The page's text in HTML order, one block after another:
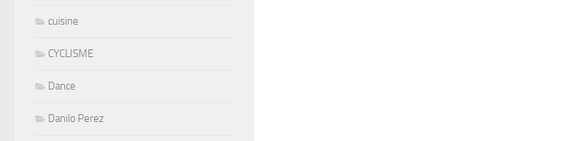
cuisine
CYCLISME
Dance
Danilo Perez